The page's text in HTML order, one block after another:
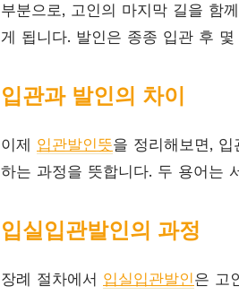
부분으로, 고인의 마지막 길을 함
게 됩니다. 발인은 종종 입관 후
입관과 발인의 차이
이제 입관발인뜻을 정리해보면,
하는 과정을 뜻합니다. 두 용어는
입실입관발인의 과정
장례 절차에서 입실입관발인은 고